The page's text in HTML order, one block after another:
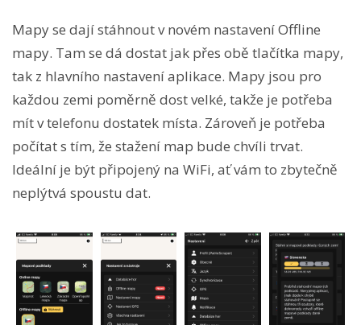
Mapy se dají stáhnout v novém nastavení Offline
mapy. Tam se dá dostat jak přes obě tlačítka mapy,
tak z hlavního nastavení aplikace. Mapy jsou pro
každou zemi poměrně dost velké, takže je potřeba
mít v telefonu dostatek místa. Zároveň je potřeba
počítat s tím, že stažení map bude chvíli trvat.
Ideální je být připojený na WiFi, ať vám to zbytečně
neplýtvá spoustu dat.